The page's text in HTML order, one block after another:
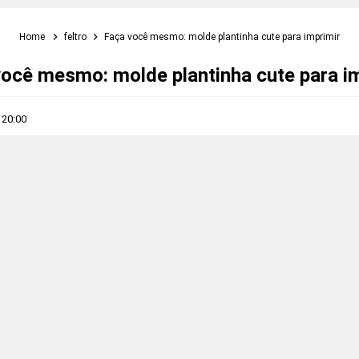
Home feltro Faça você mesmo: molde plantinha cute para imprimir
mesmo: molde plantinha cute para
20:00